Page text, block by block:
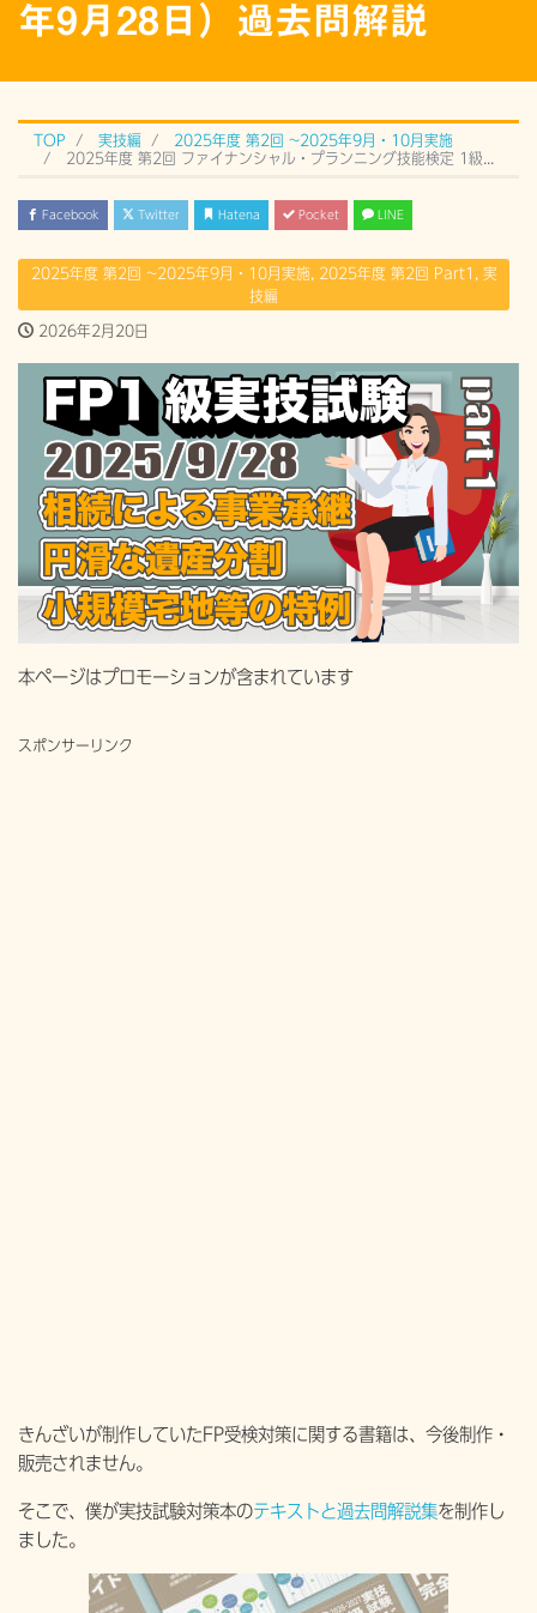
年9月28日）過去問解説
TOP 実技編
2025年度 第2回 ~2025年9月・10月実施
Facebook Twitter Hatena Pocket LINE
2025年度 第2回 ~2025年9月・10月実施, 2025年度 第2回 Part1 , 実
技編
2026年2月20日
本ページはプロモーションが含まれています
スポンサーリンク
きんざいが制作していたFP受検対策に関する書籍は、今後制作・
販売されません。
そこで、僕が実技試験対策本のテキストと過去問解説集を制作し
ました。